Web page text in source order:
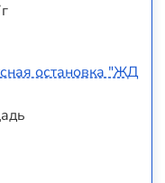
остановка "ЖД